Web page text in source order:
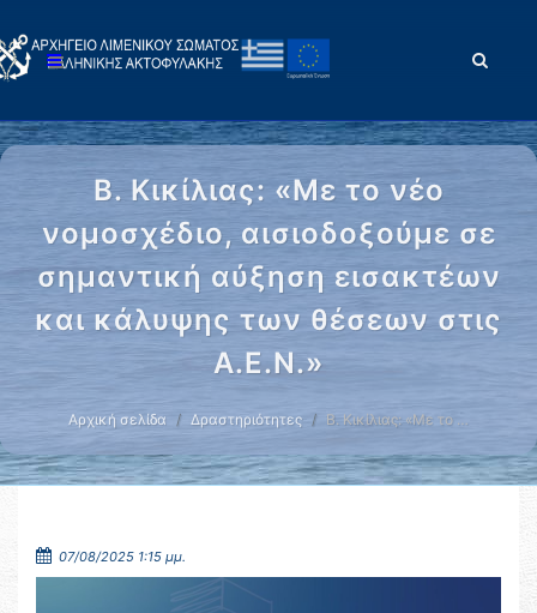
Β. Κικίλιας: «Με το νέο
νομοσχέδιο, αισιοδοξούμε σε
σημαντική αύξηση εισακτέων
και κάλυψης των θέσεων στις
Α.Ε.Ν.»
Αρχική σελίδα Δραστηριότητες Β. Κικίλιας: «Με το …
07/08/2025 1:15 μμ.